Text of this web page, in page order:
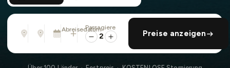
Von
Adresse, Flughafen, Hotel, ...
Nach
Adresse, Flughafen, Hotel, ...
Abreisedatum
Di., 11. Aug. · 13:45
rückfahrt hinzufügen
Passagiere
2 Preise anzeigen